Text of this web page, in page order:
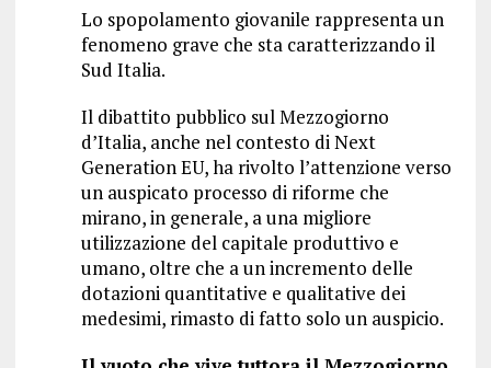
Lo spopolamento giovanile rappresenta un
fenomeno grave che sta caratterizzando il
Sud Italia.
Il dibattito pubblico sul Mezzogiorno
d’Italia, anche nel contesto di Next
Generation EU, ha rivolto l’attenzione verso
un auspicato processo di riforme che
mirano, in generale, a una migliore
utilizzazione del capitale produttivo e
umano, oltre che a un incremento delle
dotazioni quantitative e qualitative dei
medesimi, rimasto di fatto solo un auspicio.